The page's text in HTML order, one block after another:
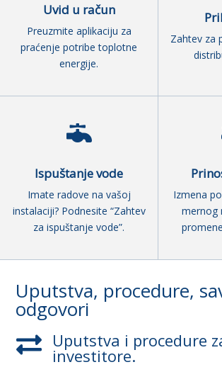
Uvid u račun
Preuzmite aplikaciju za
praćenje potribe toplotne
energije.
Zahtev za

Ispuštanje vode
Imate radove na vašoj
instalaciji? Podnesite “Zahtev
za ispuštanje vode”.
Izmena
mernog
Uputstva, procedure,
odgovori
 Uputstva i procedure
investitore.